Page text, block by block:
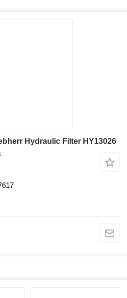
Hydraulic Filter HY13026